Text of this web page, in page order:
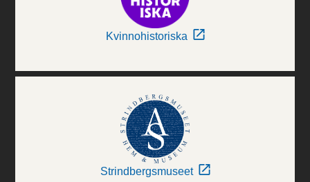
Kvinnohistoriska
Strindbergsmuseet